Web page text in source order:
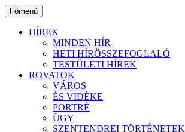
Ugrás
a
tartalomhoz
Főmenü
HÍREK
MINDEN HÍR
HETI HÍRÖSSZEFOGLALÓ
TESTÜLETI HÍREK
ROVATOK
VÁROS
ÉS VIDÉKE
PORTRÉ
ÜGY
SZENTENDREI TÖRTÉNETEK